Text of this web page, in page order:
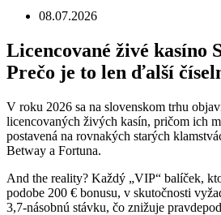
08.07.2026
Licencované živé kasíno
Prečo je to len ďalší
V roku 2026 sa na slovenskom trhu
licencovaných živých kasín, pričom ich
postavená na rovnakých starých
Betway a Fortuna.
And the reality? Každý „VIP“ balíček,
podobe 200 € bonusu, v skutočnosti
3,7‑násobnú stávku, čo znižuje